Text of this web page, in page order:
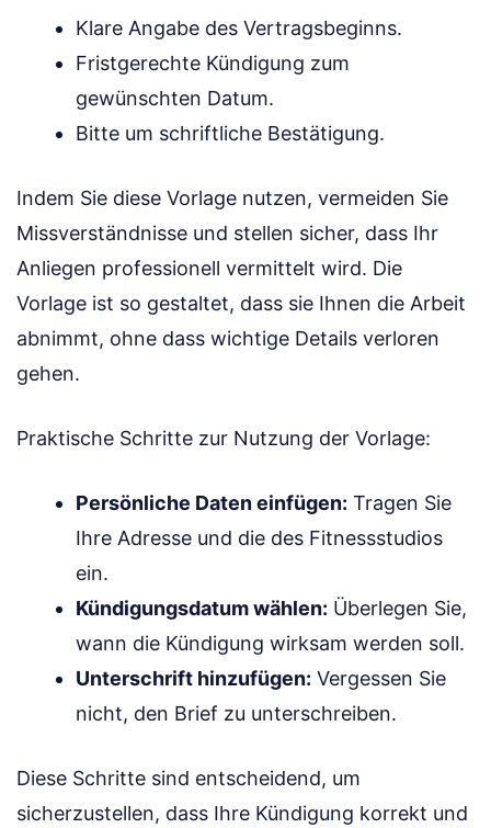
Klare Angabe des Vertragsbeginns.
Fristgerechte Kündigung zum
gewünschten Datum.
Bitte um schriftliche Bestätigung.
Indem Sie diese Vorlage nutzen, vermeiden Sie
Missverständnisse und stellen sicher, dass Ihr
Anliegen professionell vermittelt wird. Die
Vorlage ist so gestaltet, dass sie Ihnen die Arbeit
abnimmt, ohne dass wichtige Details verloren
gehen.
Praktische Schritte zur Nutzung der Vorlage:
Persönliche Daten einfügen: Tragen Sie
Ihre Adresse und die des Fitnessstudios
ein.
Kündigungsdatum wählen: Überlegen Sie,
wann die Kündigung wirksam werden soll.
Unterschrift hinzufügen: Vergessen Sie
nicht, den Brief zu unterschreiben.
Diese Schritte sind entscheidend, um
sicherzustellen, dass Ihre Kündigung korrekt und